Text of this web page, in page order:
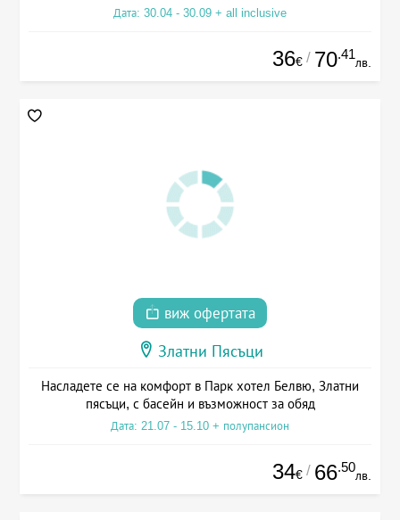
Дата: 30.04 - 30.09 + all inclusive
36€ / 70.41
лв.
виж офертата
Златни Пясъци
Насладете се на комфорт в Парк хотел Белвю, Златни
пясъци, с басейн и възможност за обяд
Дата: 21.07 - 15.10 + полупансион
34€ / 66.50
лв.